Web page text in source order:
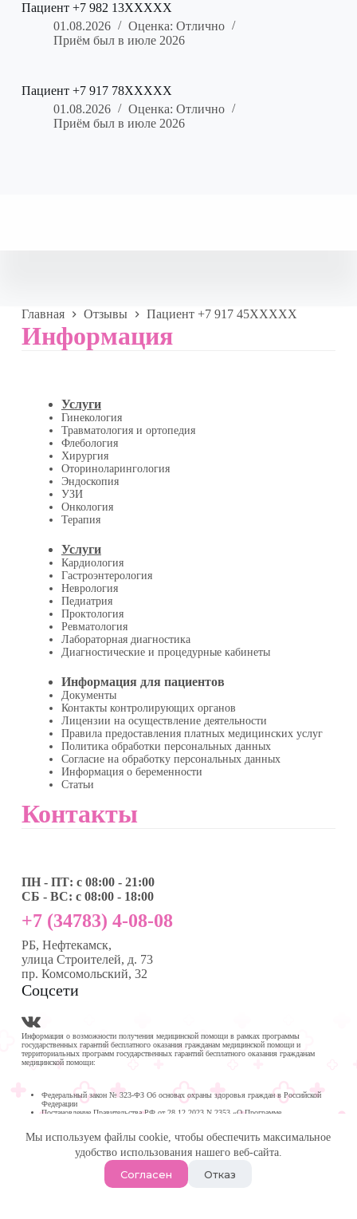
Мы используем файлы cookie, чтобы обеспечить максимальное
удобство использования нашего веб-сайта.
Согласен Отказ
Пациент +7 982 13XXXXX
01.08.2026
Оценка: Отлично
Приём был в июле 2026
Пациент +7 917 78XXXXX
01.08.2026
Оценка: Отлично
Приём был в июле 2026
Главная Отзывы Пациент +7 917 45XXXXX
Информация
Услуги
Гинекология
Травматология и ортопедия
Флебология
Хирургия
Оториноларингология
Эндоскопия
УЗИ
Онкология
Терапия
Услуги
Кардиология
Гастроэнтерология
Неврология
Педиатрия
Проктология
Ревматология
Лабораторная диагностика
Диагностические и процедурные кабинеты
Информация для пациентов
Документы
Контакты контролирующих органов
Лицензии на осуществление деятельности
Правила предоставления платных медицинских услуг
Политика обработки персональных данных
Согласие на обработку персональных данных
Информация о беременности
Статьи
Контакты
ПН - ПТ: с 08:00 - 21:00
СБ - ВС: с 08:00 - 18:00
+7 (34783) 4-08-08
РБ, Нефтекамск,
улица Строителей, д. 73
пр. Комсомольский, 32
Соцсети
Информация о возможности получения медицинской помощи в рамках программы
государственных гарантий бесплатного оказания гражданам медицинской помощи и
территориальных программ государственных гарантий бесплатного оказания гражданам
медицинской помощи:
Федеральный закон № 323-ФЗ Об основах охраны здоровья граждан в Российской
Федерации
Постановление Правительства РФ от 28.12.2023 N 2353 «О Программе
Программа государственных гарантий бесплатного оказания гражданам медицинской
Республике Башкортостан на 2024 год и на плановый период 2025 и 2026 годов
Медика Плюс
| Многопрофильная клиника в